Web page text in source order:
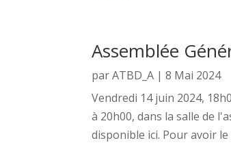
Assemblée
parATBD_A |8 Mai 2024
Vendredi 14 juin 2024,
à 20h00, dans la salle de
disponible ici. Pour avoir